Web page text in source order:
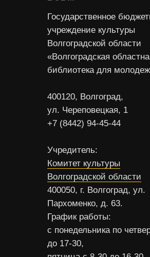
Государственное
учреждение культуры
Волгоградской области
«Волгоградская
библиотека для
400120, Волгоград,
ул. Череповецкая, 1
+7 (8442) 94-45-44
Учредитель:
Комитет культуры
Волгоградской области
400050, г. Волгоград, ул.
Пархоменко, д. 63.
График работы:
с понедельника по
до 17-30,